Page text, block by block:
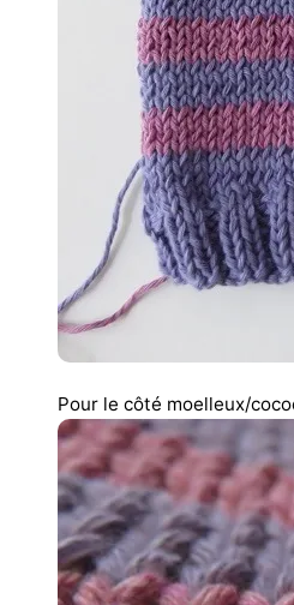
Pour le côté moelleux/